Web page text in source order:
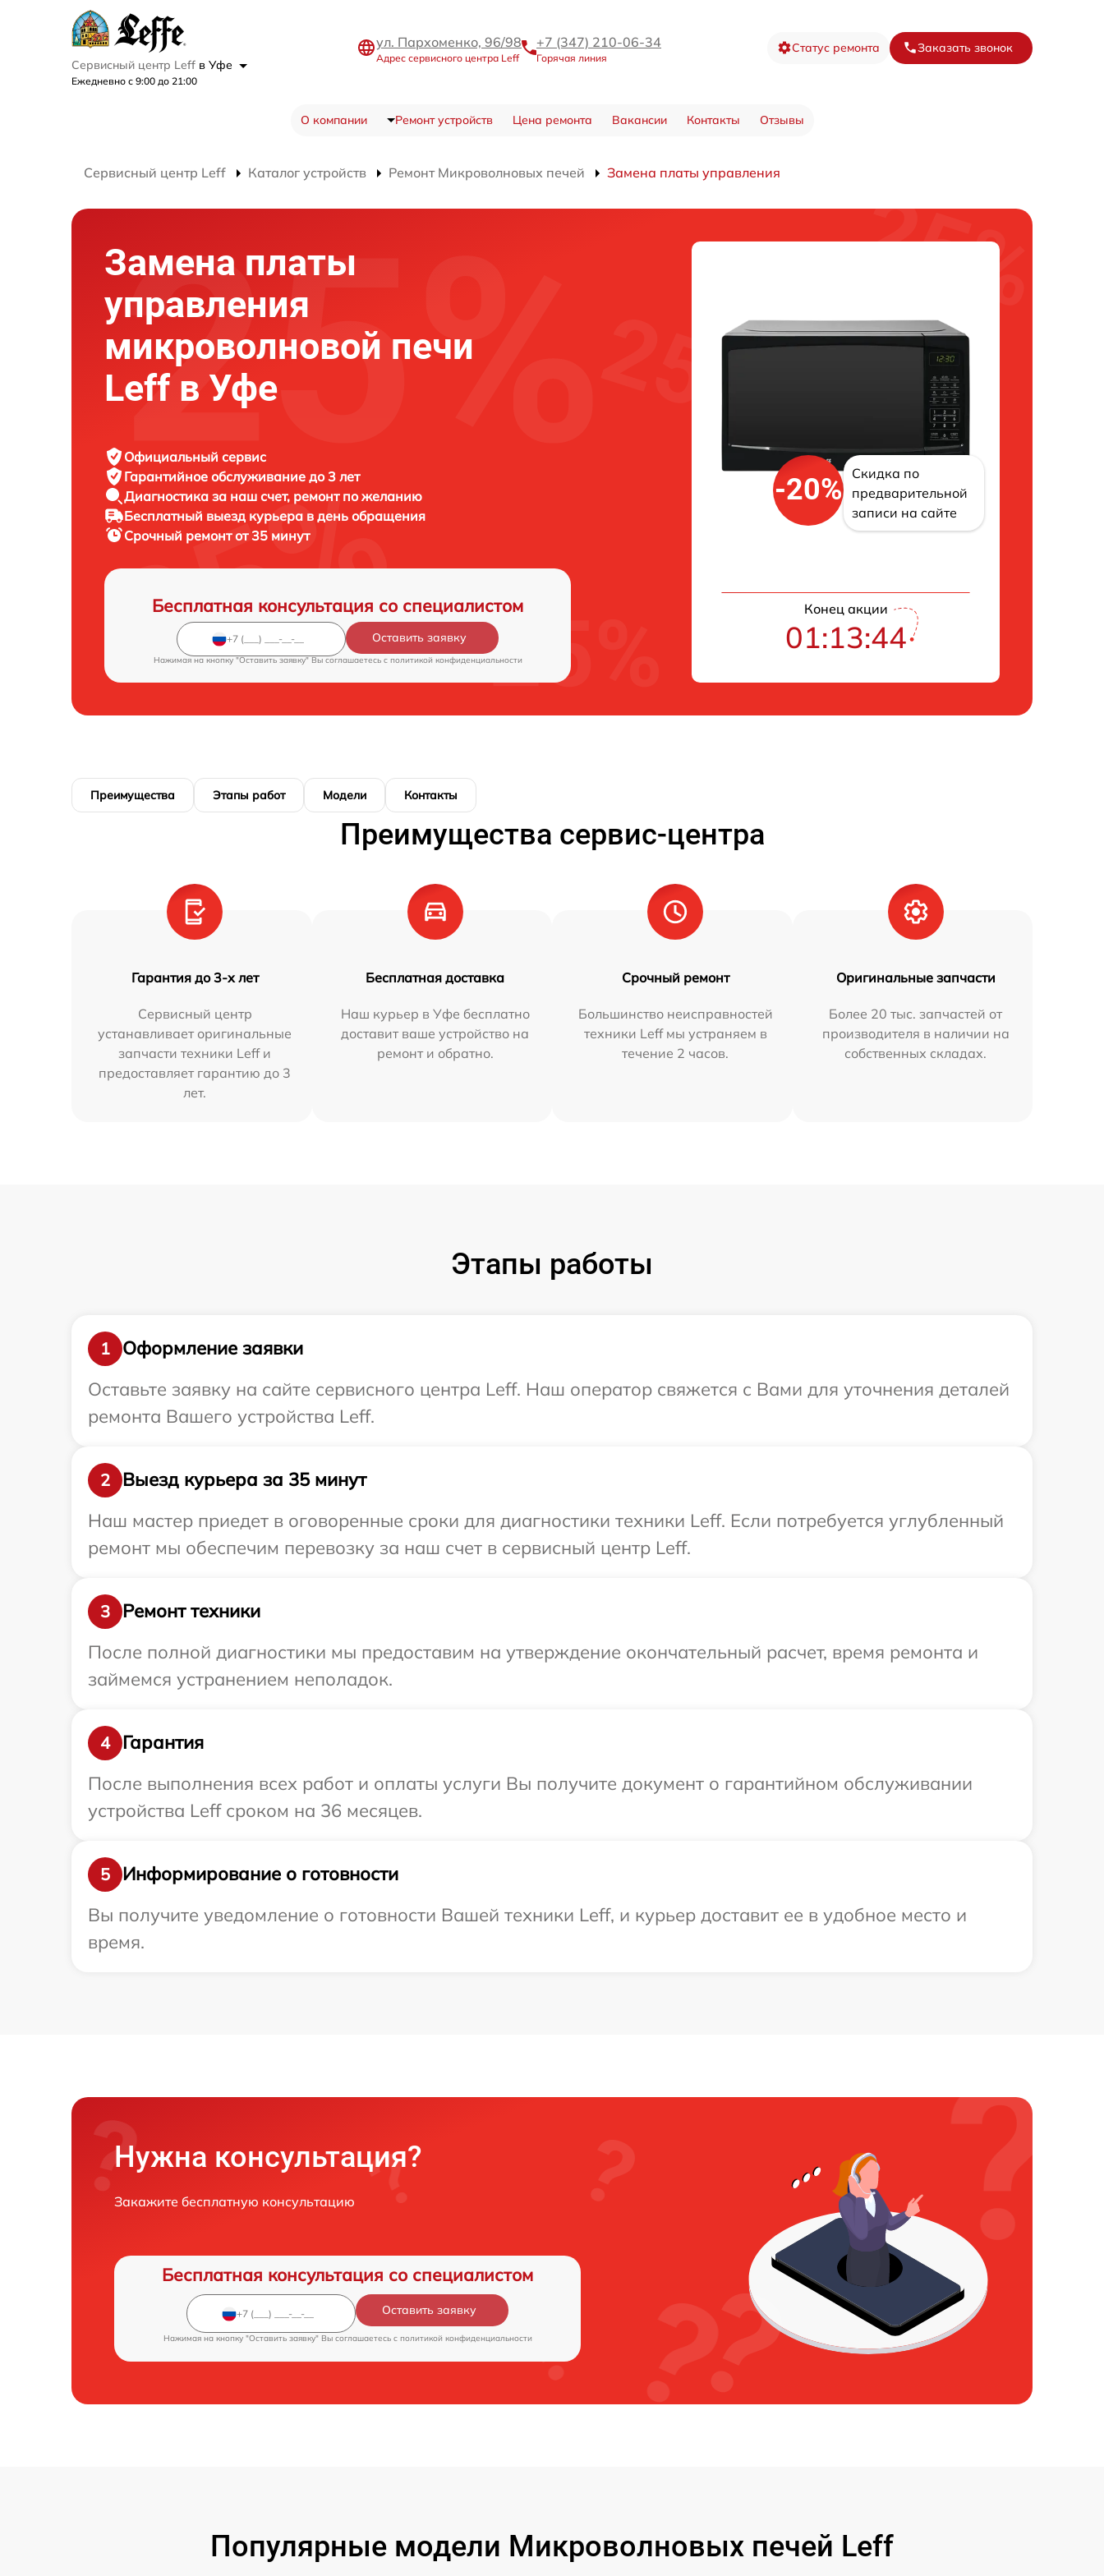
Сервисный центр Leff в Уфе
Ежедневно с 9:00 до 21:00
ул. Пархоменко, 96/98
Адрес сервисного центра Leff
+7 (347) 210-06-34
Горячая линия
Статус ремонта Заказать звонок
О компании Ремонт устройств Цена ремонта Вакансии Контакты Отзывы
Сервисный центр Leff Каталог устройств Ремонт Микроволновых печей Замена платы управления
Замена платы
управления
микроволновой печи
Leff в Уфе
Официальный сервис
Гарантийное обслуживание до 3 лет
Диагностика за наш счет, ремонт по желанию
Бесплатный выезд курьера в день обращения
Срочный ремонтот 35 минут
Бесплатная консультация со специалистом
Оставить заявку
Нажимая на кнопку "Оставить заявку" Вы соглашаетесь c политикой конфиденциальности
-20%
Скидка по
предварительной
записи на сайте
Конец акции
01:13:43
Преимущества Этапы работ Модели Контакты
Преимущества сервис-центра
Гарантия до 3-х лет
Сервисный центр
устанавливает оригинальные
запчасти техники Leff и
предоставляет гарантию до 3
лет.
Бесплатная доставка
Наш курьер в Уфе бесплатно
доставит ваше устройство на
ремонт и обратно.
Срочный ремонт
Большинство неисправностей
техники Leff мы устраняем в
течение 2 часов.
Оригинальные запчасти
Более 20 тыс. запчастей от
производителя в наличии на
собственных складах.
Этапы работы
1
Оформление заявки
Оставьте заявку на сайте сервисного центра Leff. Наш оператор свяжется с Вами для уточнения деталей
ремонта Вашего устройства Leff.
2
Выезд курьера за 35 минут
Наш мастер приедет в оговоренные сроки для диагностики техники Leff. Если потребуется углубленный
ремонт мы обеспечим перевозку за наш счет в сервисный центр Leff.
3
Ремонт техники
После полной диагностики мы предоставим на утверждение окончательный расчет, время ремонта и
займемся устранением неполадок.
4
Гарантия
После выполнения всех работ и оплаты услуги Вы получите документ о гарантийном обслуживании
устройства Leff сроком на 36 месяцев.
5
Информирование о готовности
Вы получите уведомление о готовности Вашей техники Leff, и курьер доставит ее в удобное место и
время.
Нужна консультация?
Закажите бесплатную консультацию
Бесплатная консультация со специалистом
Оставить заявку
Нажимая на кнопку "Оставить заявку" Вы соглашаетесь c политикой конфиденциальности
Популярные модели Микроволновых печей Leff